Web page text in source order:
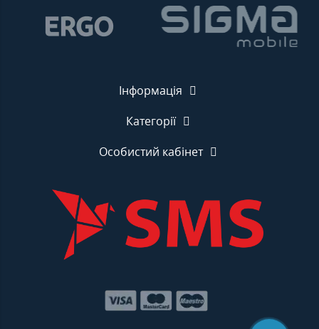
Інформація
Категорії
Особистий кабінет